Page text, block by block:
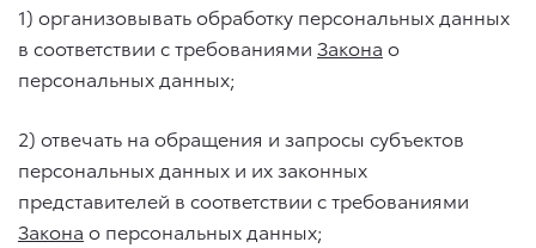
1) организовывать обработку персональных данных
в соответствии с требованиями Закона о
персональных данных;
2) отвечать на обращения и запросы субъектов
персональных данных и их законных
представителей в соответствии с требованиями
Закона о персональных данных;